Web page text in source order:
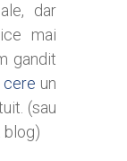
dar
mai
gandit
un
(sau
blog)